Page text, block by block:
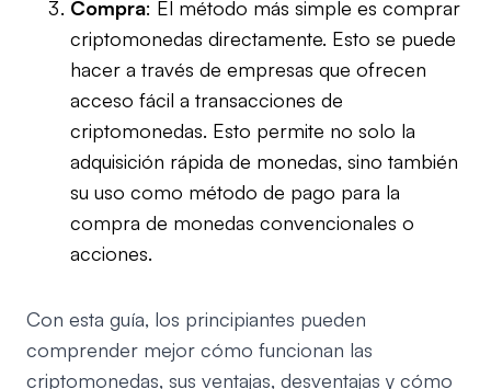
Compra: El método más simple es comprar
criptomonedas directamente. Esto se puede
hacer a través de empresas que ofrecen
acceso fácil a transacciones de
criptomonedas. Esto permite no solo la
adquisición rápida de monedas, sino también
su uso como método de pago para la
compra de monedas convencionales o
acciones.
Con esta guía, los principiantes pueden
comprender mejor cómo funcionan las
criptomonedas, sus ventajas, desventajas y cómo